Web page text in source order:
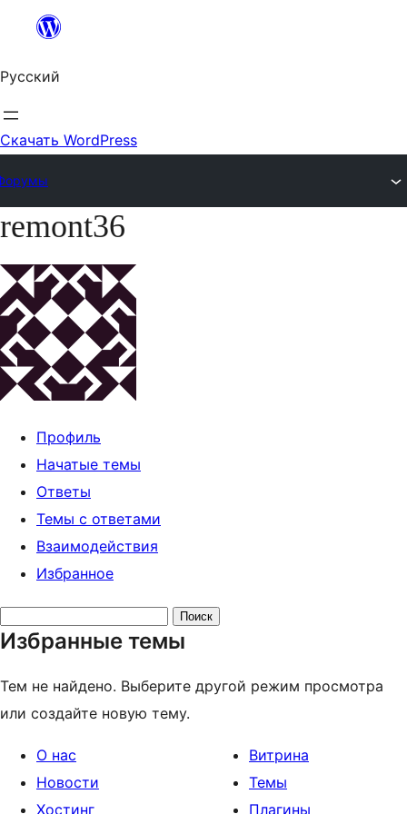
Перейти
содержимому
Русский
Скачать WordPress
Перейти
содержимому
remont36
Профиль
Начатые темы
Ответы
Темы с ответами
Взаимодействия
Избранное
тем:
Избранные темы
Тем не найдено. Выберите другой режим просмотра
или создайте новую тему.
О нас
Новости
Хостинг
Витрина
Темы
Плагины